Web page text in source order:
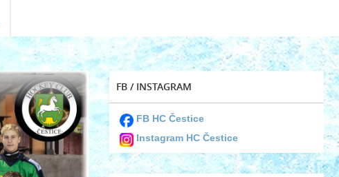
FB / INSTAGRAM
FB HC Čestice
Instagram HC Čestice